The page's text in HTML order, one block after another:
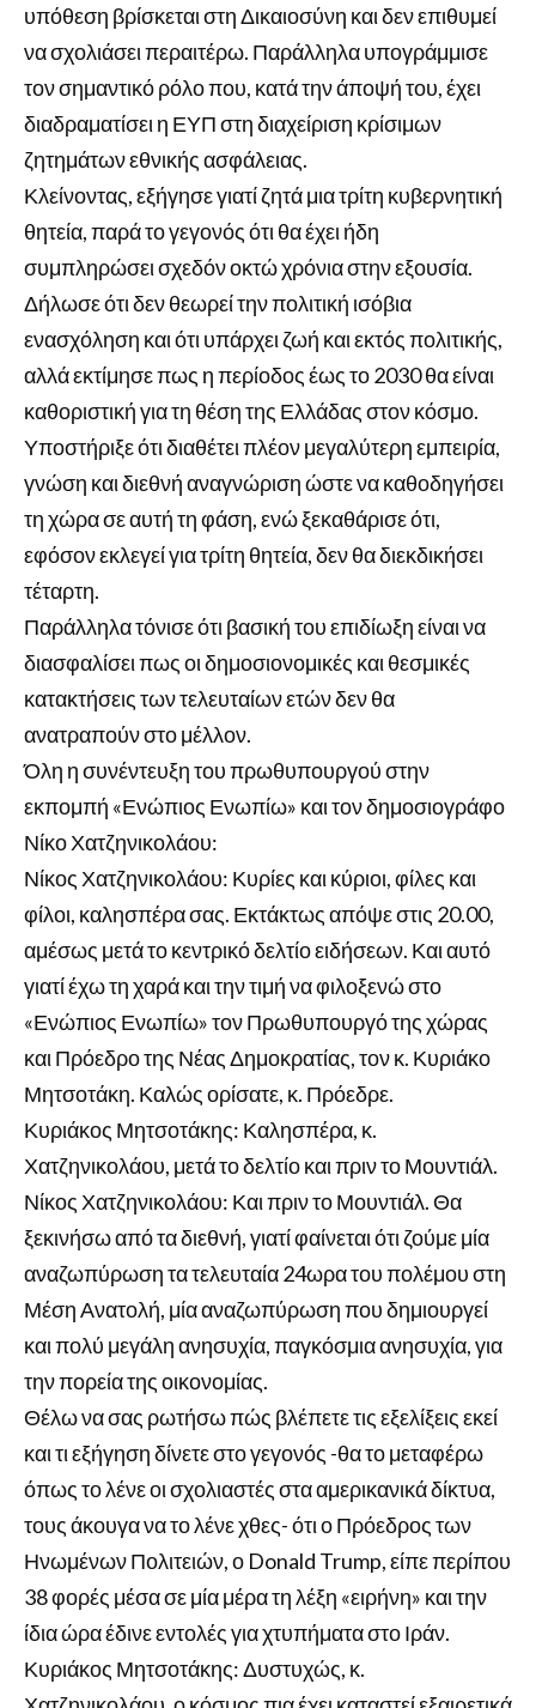
υπόθεση βρίσκεται στη Δικαιοσύνη και δεν επιθυμεί
να σχολιάσει περαιτέρω. Παράλληλα υπογράμμισε
τον σημαντικό ρόλο που, κατά την άποψή του, έχει
διαδραματίσει η ΕΥΠ στη διαχείριση κρίσιμων
ζητημάτων εθνικής ασφάλειας.
Κλείνοντας, εξήγησε γιατί ζητά μια τρίτη κυβερνητική
θητεία, παρά το γεγονός ότι θα έχει ήδη
συμπληρώσει σχεδόν οκτώ χρόνια στην εξουσία.
Δήλωσε ότι δεν θεωρεί την πολιτική ισόβια
ενασχόληση και ότι υπάρχει ζωή και εκτός πολιτικής,
αλλά εκτίμησε πως η περίοδος έως το 2030 θα είναι
καθοριστική για τη θέση της Ελλάδας στον κόσμο.
Υποστήριξε ότι διαθέτει πλέον μεγαλύτερη εμπειρία,
γνώση και διεθνή αναγνώριση ώστε να καθοδηγήσει
τη χώρα σε αυτή τη φάση, ενώ ξεκαθάρισε ότι,
εφόσον εκλεγεί για τρίτη θητεία, δεν θα διεκδικήσει
τέταρτη.
Παράλληλα τόνισε ότι βασική του επιδίωξη είναι να
διασφαλίσει πως οι δημοσιονομικές και θεσμικές
κατακτήσεις των τελευταίων ετών δεν θα
ανατραπούν στο μέλλον.
Όλη η συνέντευξη του πρωθυπουργού στην
εκπομπή «Ενώπιος Ενωπίω» και τον δημοσιογράφο
Νίκο Χατζηνικολάου:
Νίκος Χατζηνικολάου: Κυρίες και κύριοι, φίλες και
φίλοι, καλησπέρα σας. Εκτάκτως απόψε στις 20.00,
αμέσως μετά το κεντρικό δελτίο ειδήσεων. Και αυτό
γιατί έχω τη χαρά και την τιμή να φιλοξενώ στο
«Ενώπιος Ενωπίω» τον Πρωθυπουργό της χώρας
και Πρόεδρο της Νέας Δημοκρατίας, τον κ. Κυριάκο
Μητσοτάκη. Καλώς ορίσατε, κ. Πρόεδρε.
Κυριάκος Μητσοτάκης: Καλησπέρα, κ.
Χατζηνικολάου, μετά το δελτίο και πριν το Μουντιάλ.
Νίκος Χατζηνικολάου: Και πριν το Μουντιάλ. Θα
ξεκινήσω από τα διεθνή, γιατί φαίνεται ότι ζούμε μία
αναζωπύρωση τα τελευταία 24ωρα του πολέμου στη
Μέση Ανατολή, μία αναζωπύρωση που δημιουργεί
και πολύ μεγάλη ανησυχία, παγκόσμια ανησυχία, για
την πορεία της οικονομίας.
Θέλω να σας ρωτήσω πώς βλέπετε τις εξελίξεις εκεί
και τι εξήγηση δίνετε στο γεγονός -θα το μεταφέρω
όπως το λένε οι σχολιαστές στα αμερικανικά δίκτυα,
τους άκουγα να το λένε χθες- ότι ο Πρόεδρος των
Ηνωμένων Πολιτειών, ο Donald Trump, είπε περίπου
38 φορές μέσα σε μία μέρα τη λέξη «ειρήνη» και την
ίδια ώρα έδινε εντολές για χτυπήματα στο Ιράν.
Κυριάκος Μητσοτάκης: Δυστυχώς, κ.